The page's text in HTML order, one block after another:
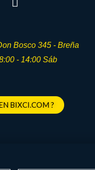
Bosco 345 - Breña
- 14:00 Sáb
BIXCI.COM ?